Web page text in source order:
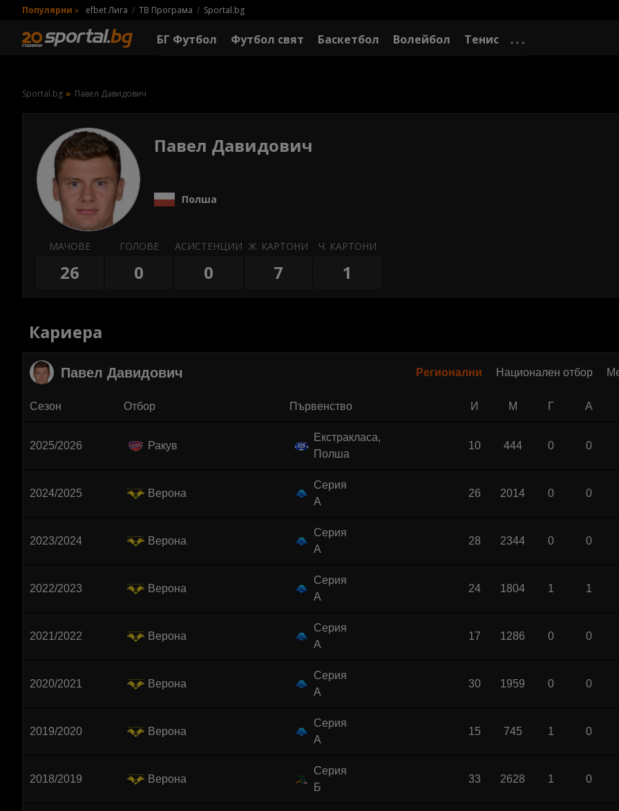
Популярни » efbet Лига ТВ Програма Sportal.bg
БГ Футбол Футбол свят Баскетбол Волейбол Тенис
Sportal.bg Павел Давидович
Павел Давидович
Полша
МАЧОВЕ
26
ГОЛОВЕ
0
АСИСТЕНЦИИ
0
Ж. КАРТОНИ
7
Ч. КАРТОНИ
1
Кариера
Павел Давидович Регионални Национален отбор
Сезон Отбор Първенство И М Г А
2025/2026 Ракув
Екстракласа,
Полша
10 444 0 0
2024/2025 Верона
Серия
А
26 2014 0 0
2023/2024 Верона
Серия
А
28 2344 0 0
2022/2023 Верона
Серия
А
24 1804 1 1
2021/2022 Верона
Серия
А
17 1286 0 0
2020/2021 Верона
Серия
А
30 1959 0 0
2019/2020 Верона
Серия
А
15 745 1 0
2018/2019 Верона
Серия
Б
33 2628 1 0